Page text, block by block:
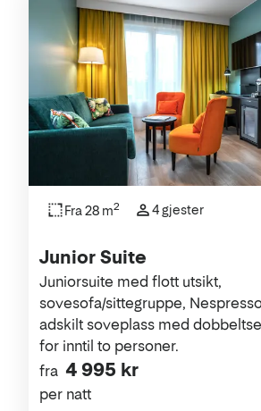
Junior Suite
fra 4 995 kr
per natt
Juniorsuite med flott utsikt,
sovesofa/sittegruppe,
adskilt soveplass med
for inntil to personer.
Fra 28 m2 4 gjester